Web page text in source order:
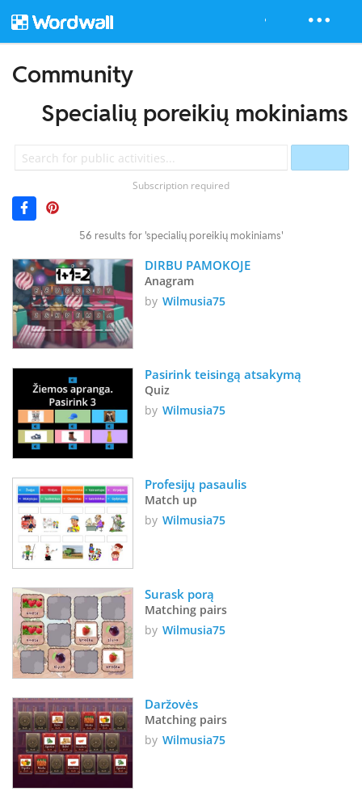
Community
Specialių poreikių mokiniams
Subscription required
56 results for 'specialių poreikių mokiniams'
DIRBU PAMOKOJE
Anagram
by Wilmusia75
Pasirink teisingą atsakymą
Quiz
by Wilmusia75
Profesijų pasaulis
Match up
by Wilmusia75
Surask porą
Matching pairs
by Wilmusia75
Daržovės
Matching pairs
by Wilmusia75